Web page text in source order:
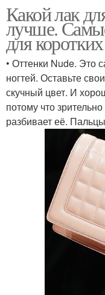
Идеальные
Маникюр на
ногти
Ногти в
условиях
Советы для
ногтей
Какой лак
лучше.
для
• Оттенки Nude. Это
ногтей. Оставьте
скучный цвет. И
потому что
разбивает её.